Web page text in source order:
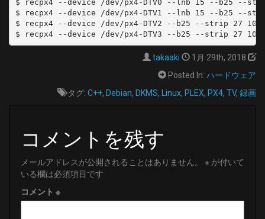
$ recpx4 --device /dev/px4-DTV0 --lnb 15 --b25 --
$ recpx4 --device /dev/px4-DTV1 --lnb 15 --b25 --
$ recpx4 --device /dev/px4-DTV2 --b25 --strip 27 10
takaaki
1月 29th, 2018
Posted In: ハードウェア
タグ: C++, Debian, DKMS, Linux, PLEX, PX4, TV, 録画
コメントを残す
メールアドレスが公開されることはありません。 ※ が付いて
いる欄は必須項目です
コメント ※